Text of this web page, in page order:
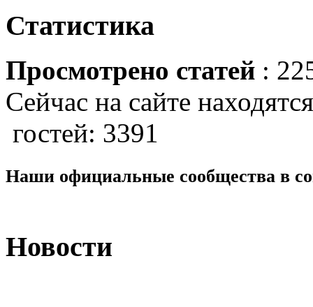
Статистика
Просмотрено статей :
Сейчас на сайте
гостей: 3391
Наши официальные сообщества в
Новости